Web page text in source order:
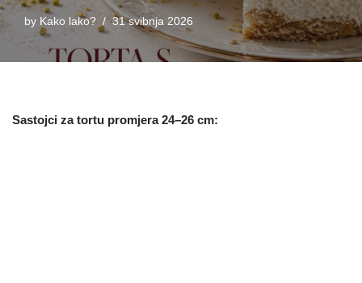
by Kako lako? 31 svibnja 2026
Sastojci za tortu promjera 24–26 cm: